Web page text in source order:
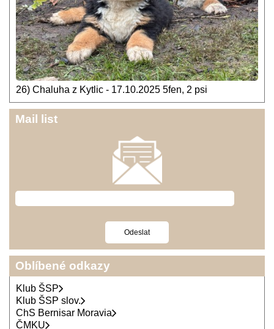
26) Chaluha z Kytlic - 17.10.2025 5fen, 2 psi
Mail list
Oblíbené odkazy
Klub ŠSP
Klub ŠSP slov.
ChS Bernisar Moravia
ČMKU